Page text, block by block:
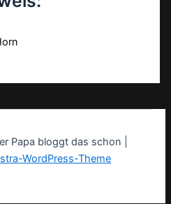
Papa bloggt das schon |
WordPress-Theme